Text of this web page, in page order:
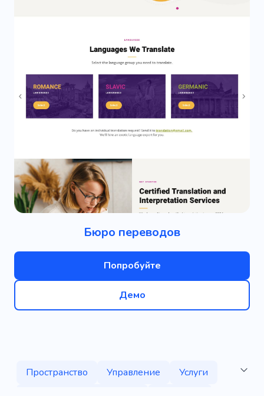
Бюро переводов
Попробуйте
Демо
Пространство Управление
Услуги